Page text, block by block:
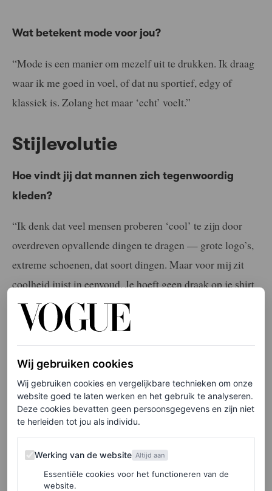
Wat betekent mode voor jou?
“Mode is een manier om mezelf uit te drukken. Ik draag
waar ik me goed in voel, of dat nu sportief, edgy of
klassiek is. Zolang het maar ‘echt’ voelt.”
Stijlevolutie
Hoe vindt jij dat mannen zich tegenwoordig
kleden?
“Ik denk dat veel mensen proberen ‘cool’ te zijn door
overdreven opvallende dingen te dragen — grote logo’s,
extreme schoenen, dat soort dingen. Maar voor mij zit
coolheid juist in eenvoud. Je hoeft geen draak op je shirt
en Buffalo’s aan je voeten te hebben. Soms is een wit
shirt, een goede jeans en een gouden ketting al genoeg.
Coolheid zit ‘m in hoe je iets draagt, niet wat je draagt.”
Hoe is jouw stijl de afgelopen jaren veranderd?
Oh my god, als ik oude foto’s van mezelf zie, schaam ik
me soms echt. Ik weet niet wat ik toen aan het doen was.
Maar mijn stijl verandert elke dag. Ik denk dat stijl
verbonden is met je persoonlijkheid. Het is niet alleen
wat je draagt, maar ook hoe je je beweegt, hoe je met
Wij gebruiken cookies
Wij gebruiken cookies en vergelijkbare technieken om onze
website goed te laten werken en het gebruik te analyseren.
Deze cookies bevatten geen persoonsgegevens en zijn niet
te herleiden tot jou als individu.
Werking van de website
Werking van de website Altijd aan
Essentiële cookies voor het functioneren van de
website.